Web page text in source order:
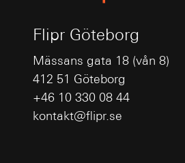
Flipr Göteborg
Mässans gata 18 (vån 8)
412 51 Göteborg
+46 10 330 08 44
kontakt@flipr.se